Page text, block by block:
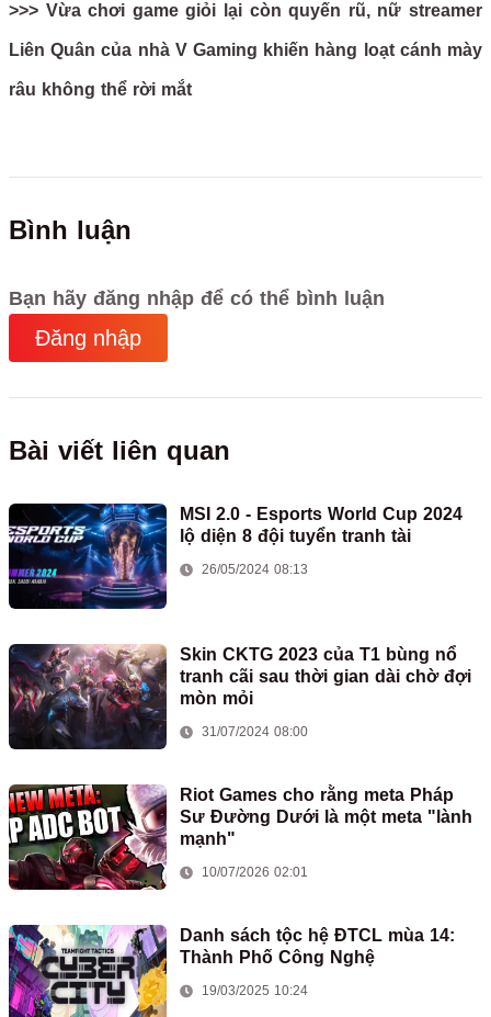
>>> Vừa chơi game giỏi lại còn quyến rũ, nữ streamer
Liên Quân của nhà V Gaming khiến hàng loạt cánh mày
râu không thể rời mắt
Bình luận
Bạn hãy đăng nhập để có thể bình luận
Đăng nhập
Bài viết liên quan
MSI 2.0 - Esports World Cup 2024
lộ diện 8 đội tuyển tranh tài
26/05/2024 08:13
Skin CKTG 2023 của T1 bùng nổ
tranh cãi sau thời gian dài chờ đợi
mòn mỏi
31/07/2024 08:00
Riot Games cho rằng meta Pháp
Sư Đường Dưới là một meta "lành
mạnh"
10/07/2026 02:01
Danh sách tộc hệ ĐTCL mùa 14:
Thành Phố Công Nghệ
19/03/2025 10:24